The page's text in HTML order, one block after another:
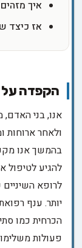
איך
אז כיצד
הקפדה על
אנו, בני
ולאחר ארוחות
בהמשך אנו
להגיע לטיפול
לרופא השיניים
יותר. ענף
הכרחית כמו
פעולות